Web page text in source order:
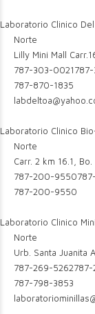
Laboratorio Clinico Del
Norte
Lilly Mini Mall
787-303-0021
787-870-1835
Laboratorio Clinico
Norte
Carr. 2 km 16.1,
787-200-9550
787-200-9550
Laboratorio Clinico
Norte
Urb. Santa Juanita
787-269-5262
787-798-3853